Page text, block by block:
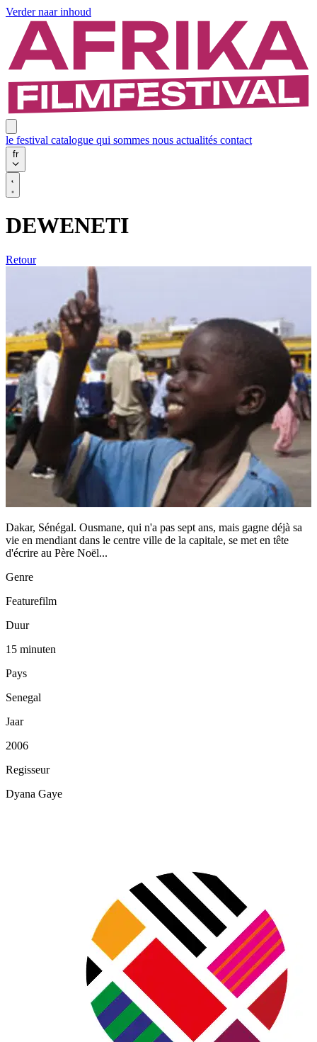
Verder naar inhoud
le festival catalogue qui sommes nous actualités contact
fr
DEWENETI
Retour
Dakar, Sénégal. Ousmane, qui n'a pas sept ans, mais gagne déjà sa
vie en mendiant dans le centre ville de la capitale, se met en tête
d'écrire au Père Noël...
Genre
Featurefilm
Duur
15 minuten
Pays
Senegal
Jaar
2006
Regisseur
Dyana Gaye